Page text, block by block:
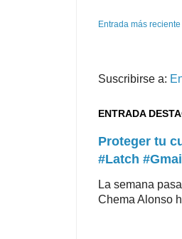
Entrada más reciente
Suscribirse a:
ENTRADA
Proteger tu
#Latch
La semana
Chema Alonso